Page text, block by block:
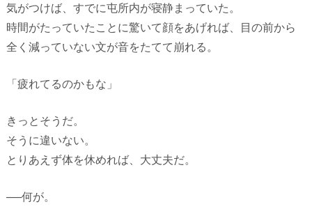
気がつけば、すでに屯所内が寝静まっていた。
時間がたっていたことに驚いて顔をあげれば、目の前から
全く減っていない文が音をたてて崩れる。
「疲れてるのかもな」
きっとそうだ。
そうに違いない。
とりあえず体を休めれば、大丈夫だ。
──何が。